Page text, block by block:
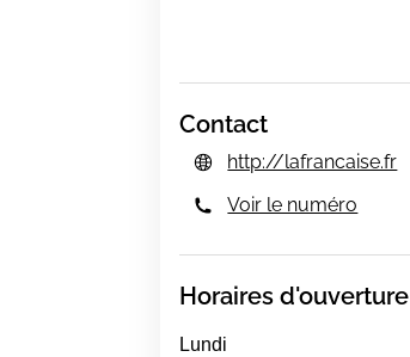
Contact
http://lafrancaise.fr
Voir le numéro
Horaires d'ouverture
Lundi